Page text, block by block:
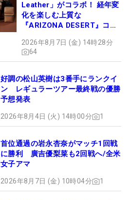
Leather」がコラボ！ 経年変
化を楽しむ上質な
『ARIZONA DESERT』コレ
ュー
2026年8月7日 (金) 14時28分
64
好調の松山英樹は3番手にランクイ
ン レギュラーツアー最終戦の優勝
予想発表
2026年8月4日 (火) 14時00分 1
首位通過の岩永杏奈がマッチ1回戦
に勝利 廣吉優梨菜も2回戦へ/全米
女子アマ
2026年8月7日 (金) 10時04分 1